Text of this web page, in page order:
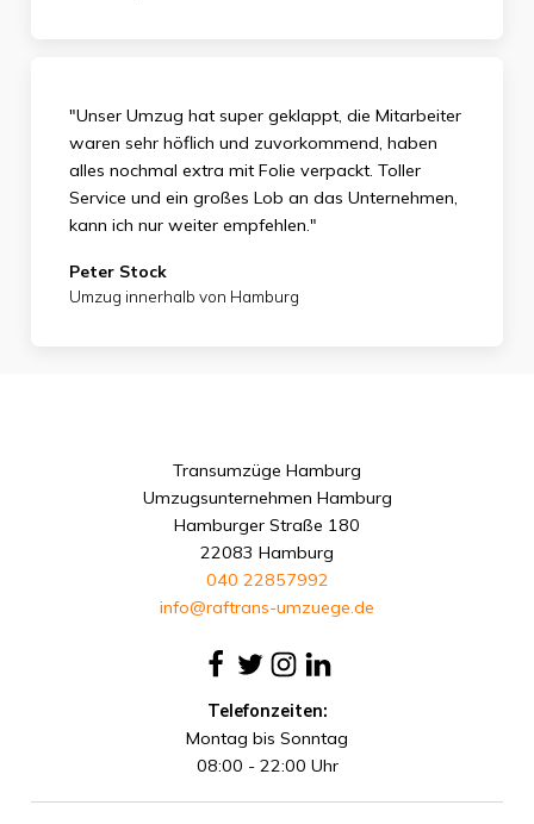
"Unser Umzug hat super geklappt, die Mitarbeiter
waren sehr höflich und zuvorkommend, haben
alles nochmal extra mit Folie verpackt. Toller
Service und ein großes Lob an das Unternehmen,
kann ich nur weiter empfehlen."
Peter Stock
Umzug innerhalb von Hamburg
Transumzüge Hamburg
Umzugsunternehmen Hamburg
Hamburger Straße 180
22083 Hamburg
040 22857992
info@raftrans-umzuege.de
Telefonzeiten:
Montag bis Sonntag
08:00 - 22:00 Uhr